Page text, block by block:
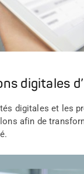
digitales
digitales et les
afin de